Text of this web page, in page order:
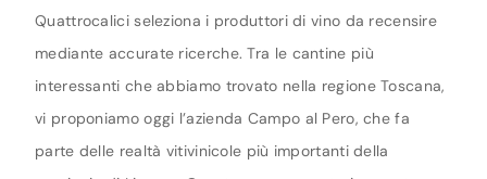
Quattrocalici seleziona i produttori di vino da recensire
mediante accurate ricerche. Tra le cantine più
interessanti che abbiamo trovato nella regione Toscana,
vi proponiamo oggi l’azienda Campo al Pero, che fa
parte delle realtà vitivinicole più importanti della